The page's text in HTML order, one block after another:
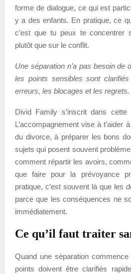
forme de dialogue, ce qui est
y a des enfants. En pratique, ce
c’est que tu peux te concentrer
plutôt que sur le conflit.
Une séparation n’a pas besoin de
les points sensibles sont
erreurs, les blocages et les regrets.
Divid Family s’inscrit dans cette
L’accompagnement vise à t’aider
du divorce, à préparer les bons
sujets qui posent souvent
comment répartir les avoirs,
que faire pour la prévoyance
pratique, c’est souvent là que les
parce que les conséquences ne
immédiatement.
Ce qu’il faut traiter
Quand une séparation
points doivent être clarifiés